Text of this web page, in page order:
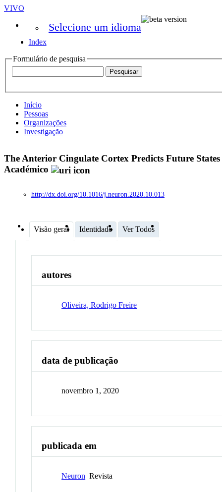
VIVO
Selecione um idioma
Index
Formulário de pesquisa
Início
Pessoas
Organizações
Investigação
The Anterior Cingulate Cortex Predicts Future
Académico
http://dx.doi.org/10.1016/j.neuron.2020.10.013
Visão geral Identidade Ver Todos
autores
Oliveira, Rodrigo Freire
data de publicação
novembro 1, 2020
publicada em
Neuron Revista